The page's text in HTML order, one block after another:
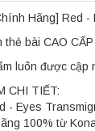
Hãng] Red -
thẻ bài CAO
luôn được cập
CHI TIẾT:
- Eyes
100% từ